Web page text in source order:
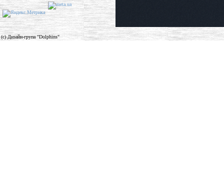
(c) Дизайн-група "Dolphins"